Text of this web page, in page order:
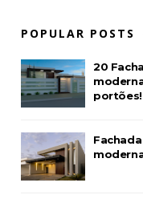
POPULAR POSTS
20
portões!